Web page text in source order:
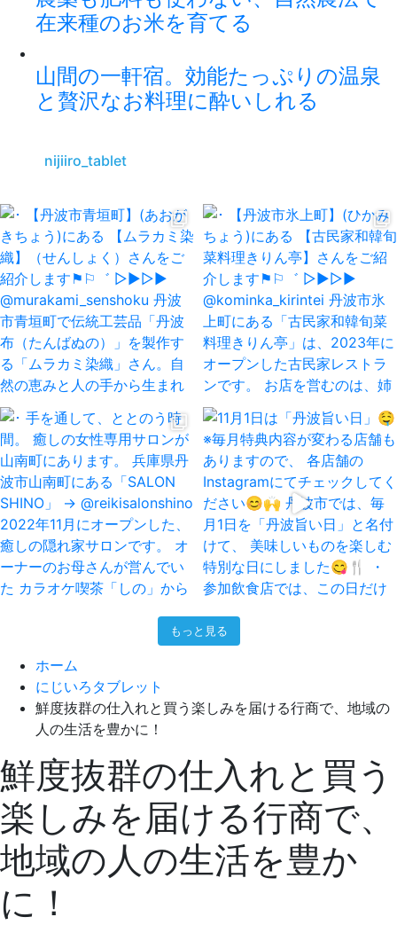
在来種のお米を育てる
山間の一軒宿。効能たっぷりの温泉
と贅沢なお料理に酔いしれる
nijiiro_tablet
もっと見る
ホーム
にじいろタブレット
鮮度抜群の仕入れと買う楽しみを届ける行商で、地域の
人の生活を豊かに！
鮮度抜群の仕入れと買う
楽しみを届ける行商で、
地域の人の生活を豊か
に！